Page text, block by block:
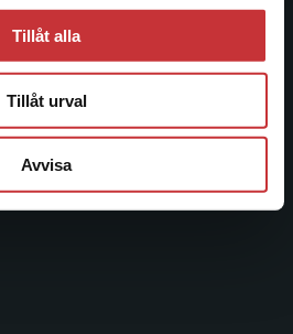
Tillåt alla
Tillåt urval
Avvisa